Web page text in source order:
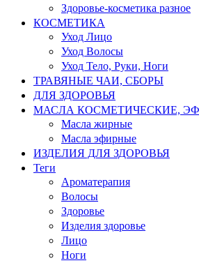
Здоровье-косметика разное
КОСМЕТИКА
Уход Лицо
Уход Волосы
Уход Тело, Руки, Ноги
ТРАВЯНЫЕ ЧАИ, СБОРЫ
ДЛЯ ЗДОРОВЬЯ
МАСЛА КОСМЕТИЧЕСКИЕ,
Масла жирные
Масла эфирные
ИЗДЕЛИЯ ДЛЯ ЗДОРОВЬЯ
Теги
Ароматерапия
Волосы
Здоровье
Изделия здоровье
Лицо
Ноги